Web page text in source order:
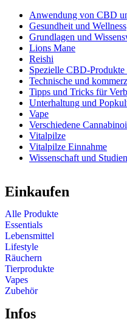
Anwendung von CBD
Gesundheit und Wellness
Grundlagen und
Lions Mane
Reishi
Spezielle CBD-
Technische und
Tipps und Tricks für
Unterhaltung und
Vape
Verschiedene
Vitalpilze
Vitalpilze Einnahme
Wissenschaft und Studien
Einkaufen
Alle Produkte
Essentials
Lebensmittel
Lifestyle
Räuchern
Tierprodukte
Vapes
Zubehör
Infos